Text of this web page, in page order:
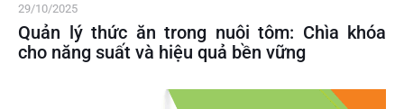
29/10/2025
Quản lý thức ăn trong nuôi tôm: Chìa khóa
cho năng suất và hiệu quả bền vững